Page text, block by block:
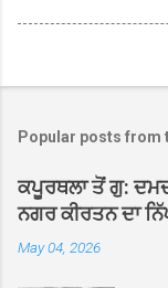
Popular posts from
ਕਪੂਰਥਲਾ ਤੋਂ ਗੁ:
ਨਗਰ ਕੀਰਤਨ ਦਾ
May 04, 2026